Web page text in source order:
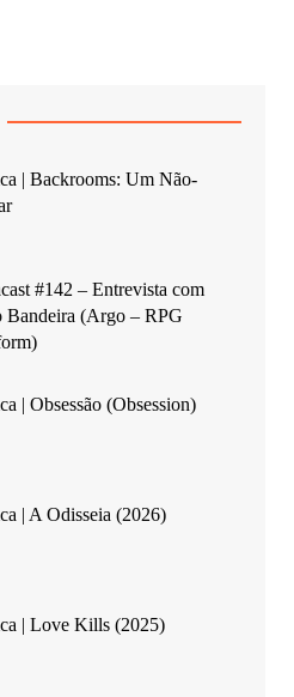
| Backrooms: Um Não-
#142 – Entrevista com
Bandeira (Argo – RPG
| Obsessão (Obsession)
| A Odisseia (2026)
| Love Kills (2025)